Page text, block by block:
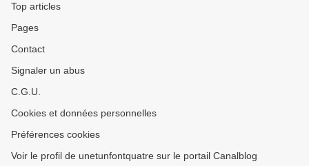
Top articles
Pages
Contact
Signaler un abus
C.G.U.
Cookies et données personnelles
Préférences cookies
Voir le profil de unetunfontquatre sur le portail Canalblog